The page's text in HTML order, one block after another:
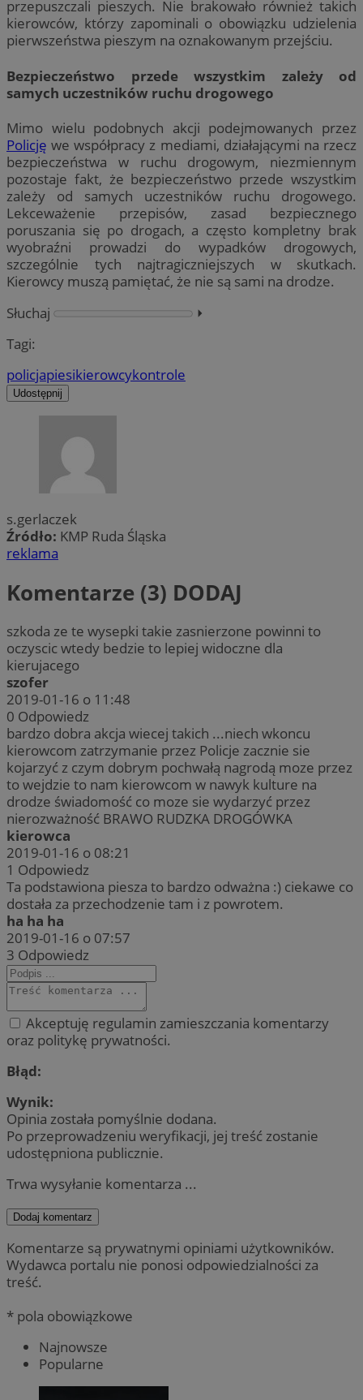
przepuszczali pieszych. Nie brakowało również takich
kierowców, którzy zapominali o obowiązku udzielenia
pierwszeństwa pieszym na oznakowanym przejściu.
Bezpieczeństwo przede wszystkim zależy od
samych uczestników ruchu drogowego
Mimo wielu podobnych akcji podejmowanych przez
Policję we współpracy z mediami, działającymi na rzecz
bezpieczeństwa w ruchu drogowym, niezmiennym
pozostaje fakt, że bezpieczeństwo przede wszystkim
zależy od samych uczestników ruchu drogowego.
Lekceważenie przepisów, zasad bezpiecznego
poruszania się po drogach, a często kompletny brak
wyobraźni prowadzi do wypadków drogowych,
szczególnie tych najtragiczniejszych w skutkach.
Kierowcy muszą pamiętać, że nie są sami na drodze.
Słuchaj
⏵︎
Tagi:
policjapiesikierowcykontrole
Udostępnij
s.gerlaczek
Źródło: KMP Ruda Śląska
reklama
Komentarze (3) DODAJ
szkoda ze te wysepki takie zasnierzone powinni to
oczyscic wtedy bedzie to lepiej widoczne dla
kierujacego
szofer
2019-01-16 o 11:48
0 Odpowiedz
bardzo dobra akcja wiecej takich ...niech wkoncu
kierowcom zatrzymanie przez Policje zacznie sie
kojarzyć z czym dobrym pochwałą nagrodą moze przez
to wejdzie to nam kierowcom w nawyk kulture na
drodze świadomość co moze sie wydarzyć przez
nierozważność BRAWO RUDZKA DROGÓWKA
kierowca
2019-01-16 o 08:21
1 Odpowiedz
Ta podstawiona piesza to bardzo odważna :) ciekawe co
dostała za przechodzenie tam i z powrotem.
ha ha ha
2019-01-16 o 07:57
3 Odpowiedz
Akceptuję regulamin zamieszczania komentarzy
oraz politykę prywatności.
Błąd:
Wynik:
Opinia została pomyślnie dodana.
Po przeprowadzeniu weryfikacji, jej treść zostanie
udostępniona publicznie.
Trwa wysyłanie komentarza ...
Dodaj komentarz
Komentarze są prywatnymi opiniami użytkowników.
Wydawca portalu nie ponosi odpowiedzialności za
treść.
* pola obowiązkowe
Najnowsze
Popularne